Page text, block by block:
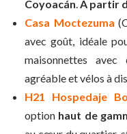
Coyoacán À partir
Casa Moctezuma
avec goût, idéale
maisonnettes
agréable et vélos à
H21 Hospedaje
option haut de